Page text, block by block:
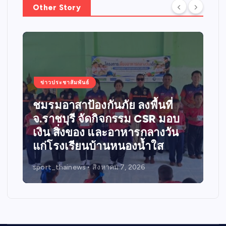
Other Story
ข่าวประชาสัมพันธ์
สะท้อนพลังแห่งศรัทธาและการ
แบ่งปัน
sport_thainews สิงหาคม 7, 2026